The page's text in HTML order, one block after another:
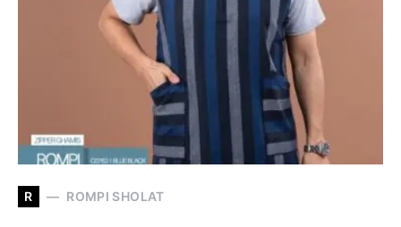
R ROMPI SHOLAT